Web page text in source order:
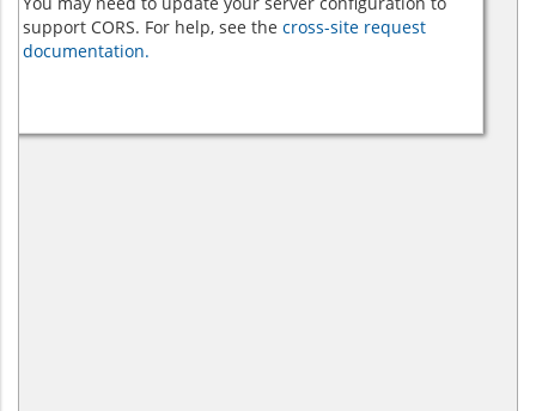
support CORS. For help, see the cross-site request
documentation.